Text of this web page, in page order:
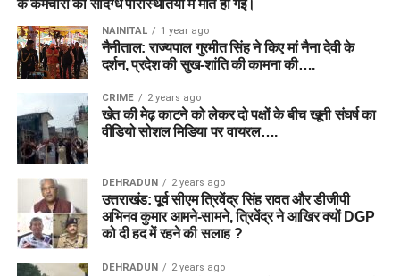
के कर्मचारी की संदिग्ध परिस्थितियों में मौत हो गई।
NAINITAL 1 year ago
नैनीताल: राज्यपाल गुरमीत सिंह ने किए मां नैना देवी के
दर्शन, प्रदेश की सुख-शांति की कामना की….
CRIME 2 years ago
खेत की मेढ़ काटने को लेकर दो पक्षों के बीच खूनी संघर्ष का
वीडियो सोशल मिडिया पर वायरल….
DEHRADUN 2 years ago
उत्तराखंड: पूर्व सीएम त्रिवेंद्र सिंह रावत और डीजीपी
अभिनव कुमार आमने-सामने, त्रिवेंद्र ने आखिर क्यों DGP
को दी हद में रहने की सलाह ?
DEHRADUN 2 years ago